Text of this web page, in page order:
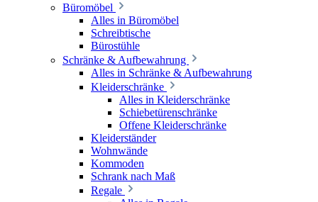
Büromöbel
Alles in Büromöbel
Schreibtische
Bürostühle
Schränke & Aufbewahrung
Alles in Schränke & Aufbewahrung
Kleiderschränke
Alles in Kleiderschränke
Schiebetürenschränke
Offene Kleiderschränke
Kleiderständer
Wohnwände
Kommoden
Schrank nach Maß
Regale